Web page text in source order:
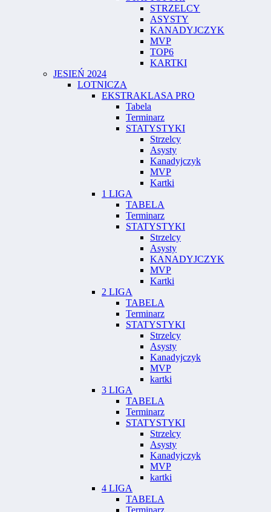
STRZELCY
ASYSTY
KANADYJCZYK
MVP
TOP6
KARTKI
JESIEŃ 2024
LOTNICZA
EKSTRAKLASA PRO
Tabela
Terminarz
STATYSTYKI
Strzelcy
Asysty
Kanadyjczyk
MVP
Kartki
1 LIGA
TABELA
Terminarz
STATYSTYKI
Strzelcy
Asysty
KANADYJCZYK
MVP
Kartki
2 LIGA
TABELA
Terminarz
STATYSTYKI
Strzelcy
Asysty
Kanadyjczyk
MVP
kartki
3 LIGA
TABELA
Terminarz
STATYSTYKI
Strzelcy
Asysty
Kanadyjczyk
MVP
kartki
4 LIGA
TABELA
Terminarz